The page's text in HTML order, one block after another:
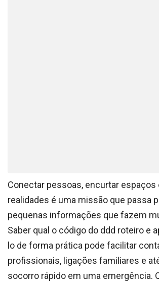
Conectar pessoas, encurtar espaços
realidades é uma missão que passa
pequenas informações que fazem
Saber qual o código do ddd roteiro e
lo de forma prática pode facilitar
profissionais, ligações familiares e
socorro rápido em uma emergência.